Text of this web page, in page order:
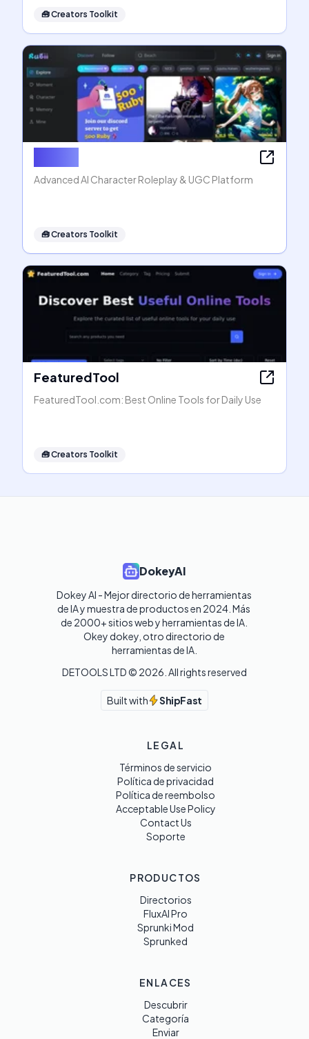
🧰Creators Toolkit
Advanced AI Character Roleplay & UGC Platform
🧰Creators Toolkit
FeaturedTool
FeaturedTool.com: Best Online Tools for Daily Use
🧰Creators Toolkit
DokeyAI
Dokey AI - Mejor directorio de herramientas
de IA y muestra de productos en 2024. Más
de 2000+ sitios web y herramientas de IA.
Okey dokey, otro directorio de
herramientas de IA.
DETOOLS LTD © 2026 . All rights reserved
Built with ShipFast
LEGAL
Términos de servicio
Política de privacidad
Política de reembolso
Acceptable Use Policy
Contact Us
Soporte
PRODUCTOS
Directorios
FluxAI Pro
Sprunki Mod
Sprunked
ENLACES
Descubrir
Categoría
Enviar